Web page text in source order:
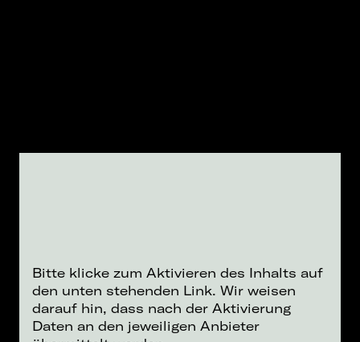
Bitte klicke zum Aktivieren des Inhalts auf
den unten stehenden Link. Wir weisen
darauf hin, dass nach der Aktivierung
Daten an den jeweiligen Anbieter